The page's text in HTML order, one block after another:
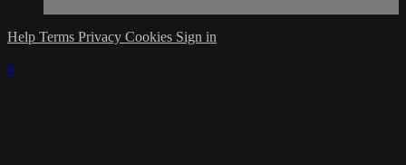
Help Terms Privacy Cookies Sign in
×